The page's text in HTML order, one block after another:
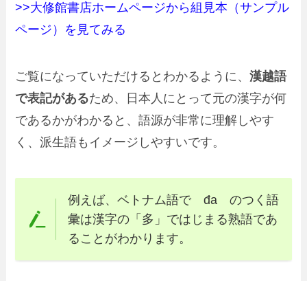
>>大修館書店ホームページから組見本（サンプル
ページ）を見てみる
ご覧になっていただけるとわかるように、漢越語
で表記があるため、日本人にとって元の漢字が何
であるかがわかると、語源が非常に理解しやす
く、派生語もイメージしやすいです。
例えば、ベトナム語で đa のつく語
彙は漢字の「多」ではじまる熟語であ
ることがわかります。